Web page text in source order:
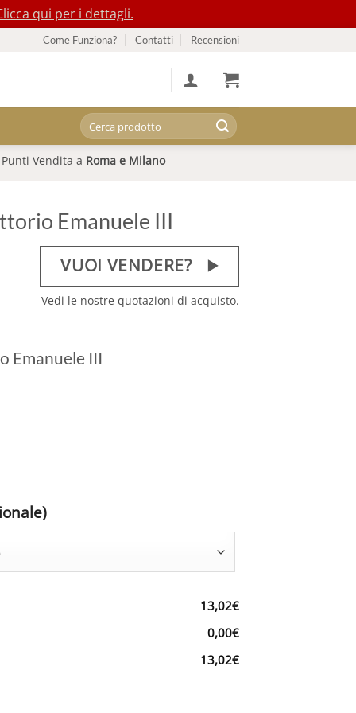
qui per i dettagli.
Come Funziona? Contatti Recensioni
Cerca:
Punti Vendita a Roma e Milano
Emanuele III
VUOI VENDERE?
Vedi le nostre quotazioni di acquisto.
Emanuele III
13,02€
0,00€
13,02€